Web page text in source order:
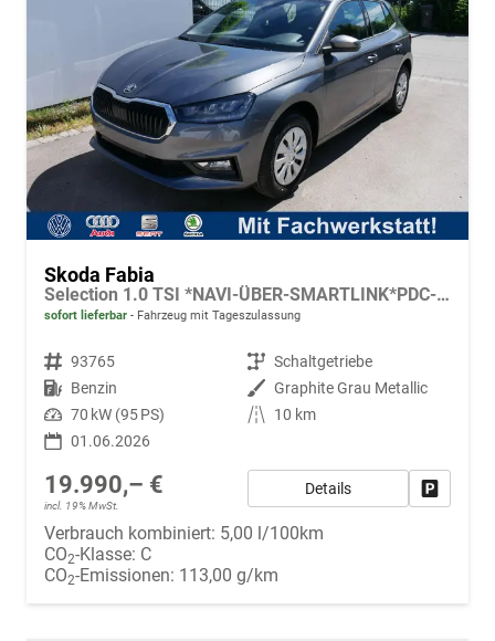
Skoda Fabia
Selection 1.0 TSI *NAVI-ÜBER-SMARTLINK*PDC-HI*LED*SHZ*KLIMA*RADIO
sofort lieferbar Fahrzeug mit Tageszulassung
Fahrzeugnr. 93765 Getriebe Schaltgetriebe
Kraftstoff Benzin Außenfarbe Graphite Grau Metallic
Leistung 70 kW (95 PS) Kilometerstand
10 km
01.06.2026
19.990,– €
incl. 19% MwSt.
Details
Verbrauch kombiniert: 5,00 l/100km
CO2-Klasse: C
CO2-Emissionen: 113,00 g/km